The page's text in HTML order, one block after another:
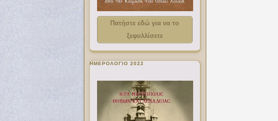
Πατήστε εδώ για να το
ξεφυλλίσετε
ΗΜΕΡΟΛΟΓΙΟ 2022